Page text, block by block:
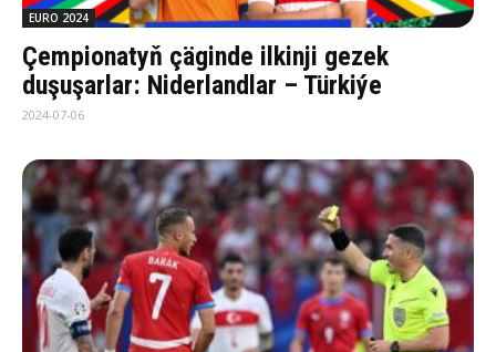
EURO 2024
Çempionatyň çäginde ilkinji gezek
duşuşarlar: Niderlandlar – Türkiýe
2024-07-06